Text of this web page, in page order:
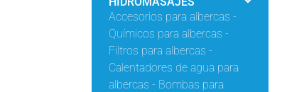
Accesorios para albercas -
Químicos para albercas -
Filtros para albercas -
Calentadores de agua para
albercas - Bombas para